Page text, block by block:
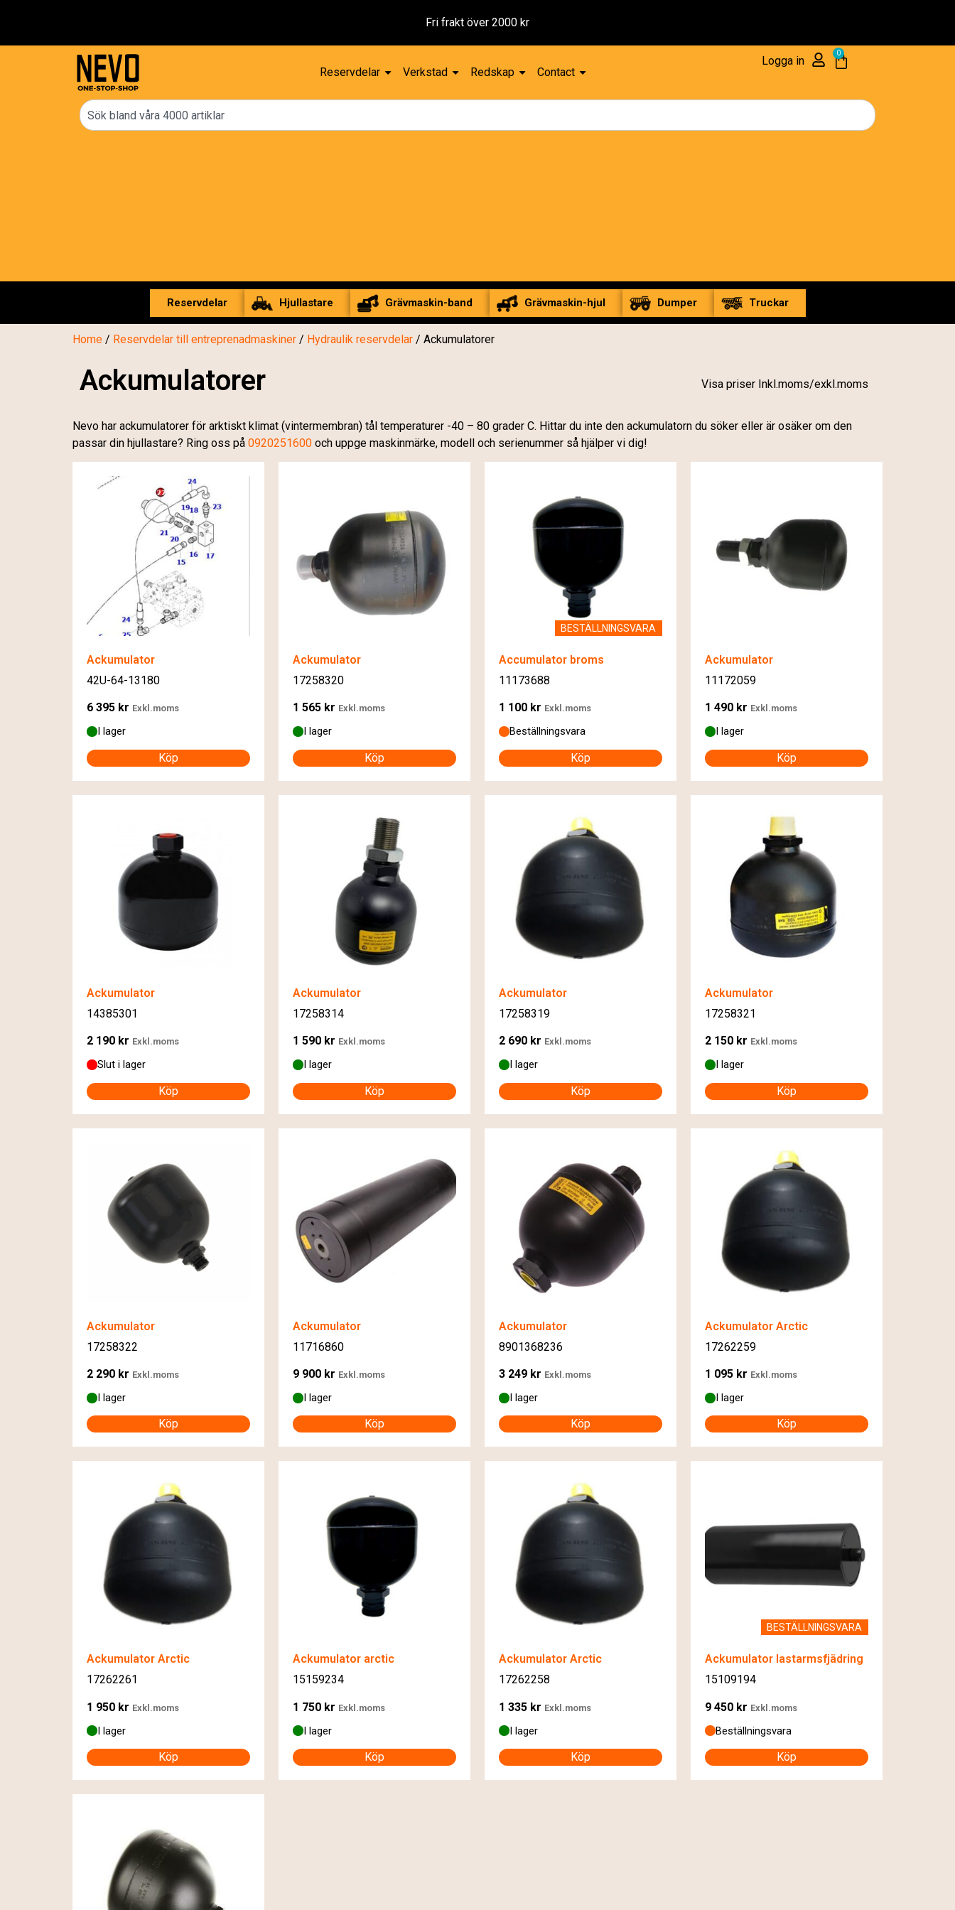
Reservdelar Verkstad Redskap Contact
Logga in
0
Reservdelar Hjullastare Grävmaskin-band Grävmaskin-hjul Dumper Truckar
Home / Reservdelar till entreprenadmaskiner / Hydraulik reservdelar / Ackumulatorer
Ackumulatorer Visa priser Inkl.moms/exkl.moms
Nevo har ackumulatorer för arktiskt klimat (vintermembran) tål temperaturer -40 – 80 grader C. Hittar du inte den ackumulatorn du söker eller är osäker om den
passar din hjullastare? Ring oss på 0920251600 och uppge maskinmärke, modell och serienummer så hjälper vi dig!
Ackumulator
42U-64-13180
6 395 kr Exkl.moms
I lager
Köp
Ackumulator
17258320
1 565 kr Exkl.moms
I lager
Köp
BESTÄLLNINGSVARA
Accumulator broms
11173688
1 100 kr Exkl.moms
Beställningsvara
Köp
Ackumulator
11172059
1 490 kr Exkl.moms
I lager
Köp
Ackumulator
14385301
2 190 kr Exkl.moms
Slut i lager
Köp
Ackumulator
17258314
1 590 kr Exkl.moms
I lager
Köp
Ackumulator
17258319
2 690 kr Exkl.moms
I lager
Köp
Ackumulator
17258321
2 150 kr Exkl.moms
I lager
Köp
Ackumulator
17258322
2 290 kr Exkl.moms
I lager
Köp
Ackumulator
11716860
9 900 kr Exkl.moms
I lager
Köp
Ackumulator
8901368236
3 249 kr Exkl.moms
I lager
Köp
Ackumulator Arctic
17262259
1 095 kr Exkl.moms
I lager
Köp
Ackumulator Arctic
17262261
1 950 kr Exkl.moms
I lager
Köp
Ackumulator arctic
15159234
1 750 kr Exkl.moms
I lager
Köp
Ackumulator Arctic
17262258
1 335 kr Exkl.moms
I lager
Köp
BESTÄLLNINGSVARA
Ackumulator lastarmsfjädring
15109194
9 450 kr Exkl.moms
Beställningsvara
Köp